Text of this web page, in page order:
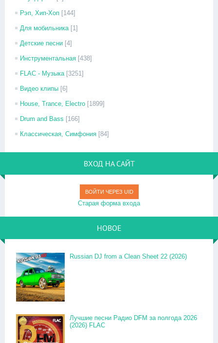
Рэп, Хип-Хоп [144]
Для мобильника [1]
Детские песни [4]
Инструментальная [438]
FLAC - Музыка [3251]
Видео клипы [6]
House, Trance, Electro [1899]
Drum and Bass [166]
Классическая, Симфония [84]
ВХОД НА САЙТ
ВОЙТИ ЧЕРЕЗ UID
Старая форма входа
НОВОЕ
Russian DJ from a Clean Sheet 22 (2026)
Лучшие песни Радио DFM за полгода 2026
(2026) FLAC